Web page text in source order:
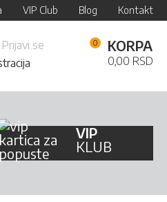
VIP Club Blog Kontakt
Prijavi se
KORPA
0,00 RSD
VIP
KLUB